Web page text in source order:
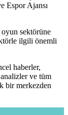
Espor Ajansı
sektörüne
ilgili önemli
haberler,
ve tüm
bir merkezden